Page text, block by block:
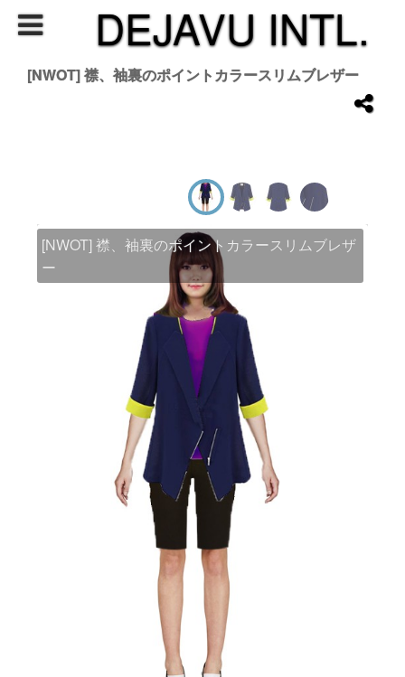
DEJAVU INTL.
[NWOT] 襟、袖裏のポイントカラースリムブレザー
[NWOT] 襟、袖裏のポイントカラースリムブレザ
ー